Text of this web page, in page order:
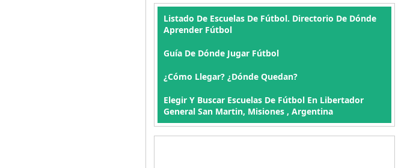
Listado De Escuelas De Fútbol. Directorio De Dónde
Aprender Fútbol
Guía De Dónde Jugar Fútbol
¿Cómo Llegar? ¿Dónde Quedan?
Elegir Y Buscar Escuelas De Fútbol En Libertador
General San Martin, Misiones , Argentina